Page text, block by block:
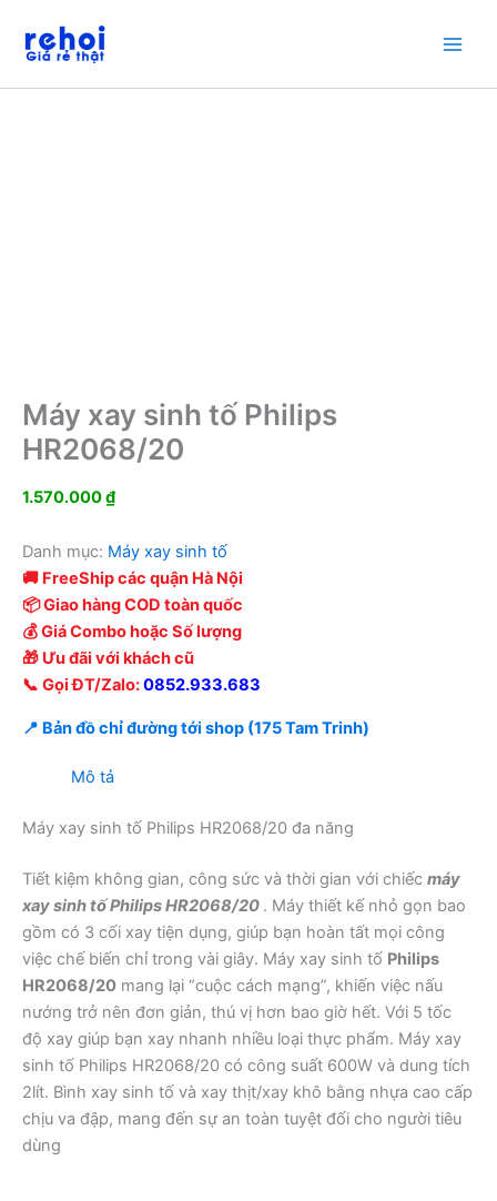
dung
Máy xay sinh tố Philips
HR2068/20
1.570.000₫
Danh mục: Máy xay sinh tố
🚚 FreeShip các quận Hà Nội
📦 Giao hàng COD toàn quốc
💰 Giá Combo hoặc Số lượng
🎁 Ưu đãi với khách cũ
📞 Gọi ĐT/Zalo:0852.933.683
📍 Bản đồ chỉ đường tới shop (175 Tam Trinh)
Mô tả
Máy xay sinh tố Philips HR2068/20 đa năng
Tiết kiệm không gian, công sức và thời gian với chiếc máy
xay sinh tố Philips HR2068/20 . Máy thiết kế nhỏ gọn bao
gồm có 3 cối xay tiện dụng, giúp bạn hoàn tất mọi công
việc chế biến chỉ trong vài giây. Máy xay sinh tố Philips
HR2068/20 mang lại “cuộc cách mạng”, khiến việc nấu
nướng trở nên đơn giản, thú vị hơn bao giờ hết. Với 5 tốc
độ xay giúp bạn xay nhanh nhiều loại thực phẩm. Máy xay
sinh tố Philips HR2068/20 có công suất 600W và dung tích
2lít. Bình xay sinh tố và xay thịt/xay khô bằng nhựa cao cấp
chịu va đập, mang đến sự an toàn tuyệt đối cho người tiêu
dùng